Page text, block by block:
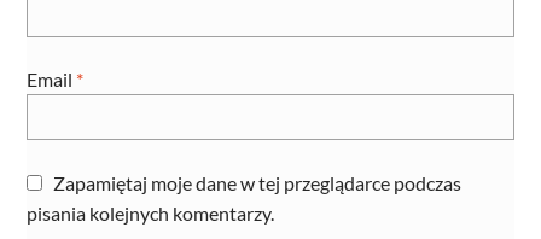
Email *
Zapamiętaj moje dane w tej przeglądarce podczas
pisania kolejnych komentarzy.